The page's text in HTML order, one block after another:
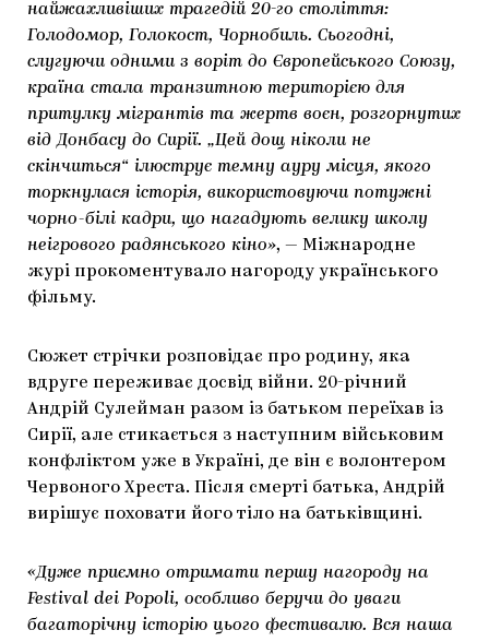
найжахливіших трагедій 20-го століття:
Голодомор, Голокост, Чорнобиль. Сьогодні,
слугуючи одними з воріт до Європейського Союзу,
країна стала транзитною територією для
притулку мігрантів та жертв воєн, розгорнутих
від Донбасу до Сирії. „Цей дощ ніколи не
скінчиться“ ілюструє темну ауру місця, якого
торкнулася історія, використовуючи потужні
чорно-білі кадри, що нагадують велику школу
неігрового радянського кіно», — Міжнародне
журі прокоментувало нагороду українського
фільму.
Сюжет стрічки розповідає про родину, яка
вдруге переживає досвід війни. 20-річний
Андрій Сулейман разом із батьком переїхав із
Сирії, але стикається з наступним військовим
конфліктом уже в Україні, де він є волонтером
Червоного Хреста. Після смерті батька, Андрій
вирішує поховати його тіло на батьківщині.
«Дуже приємно отримати першу нагороду на
Festival dei Popoli, особливо беручи до уваги
багаторічну історію цього фестивалю. Вся наша